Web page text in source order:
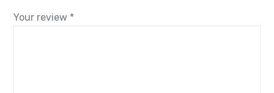
Your review *